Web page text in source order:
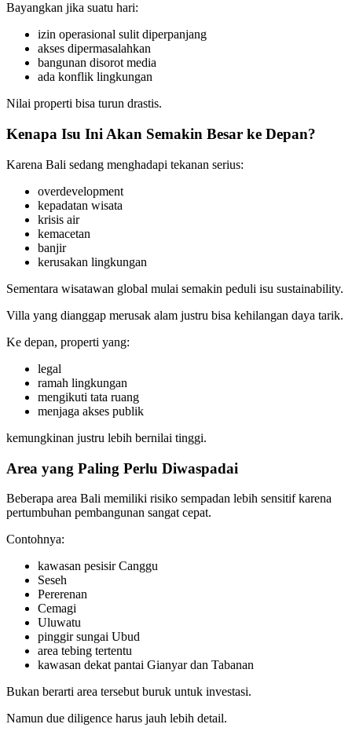
Bayangkan jika suatu hari:
izin operasional sulit diperpanjang
akses dipermasalahkan
bangunan disorot media
ada konflik lingkungan
Nilai properti bisa turun drastis.
Kenapa Isu Ini Akan Semakin Besar ke Depan?
Karena Bali sedang menghadapi tekanan serius:
overdevelopment
kepadatan wisata
krisis air
kemacetan
banjir
kerusakan lingkungan
Sementara wisatawan global mulai semakin peduli isu sustainability.
Villa yang dianggap merusak alam justru bisa kehilangan daya tarik.
Ke depan, properti yang:
legal
ramah lingkungan
mengikuti tata ruang
menjaga akses publik
kemungkinan justru lebih bernilai tinggi.
Area yang Paling Perlu Diwaspadai
Beberapa area Bali memiliki risiko sempadan lebih sensitif karena
pertumbuhan pembangunan sangat cepat.
Contohnya:
kawasan pesisir Canggu
Seseh
Pererenan
Cemagi
Uluwatu
pinggir sungai Ubud
area tebing tertentu
kawasan dekat pantai Gianyar dan Tabanan
Bukan berarti area tersebut buruk untuk investasi.
Namun due diligence harus jauh lebih detail.